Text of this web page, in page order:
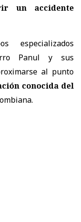
un accidente
especializados
Panul y sus
al punto
conocida del